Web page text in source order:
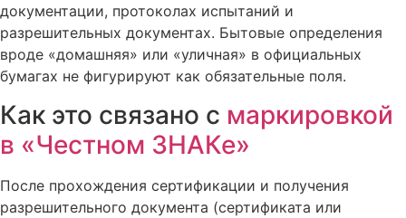
документации, протоколах испытаний и
разрешительных документах. Бытовые определения
вроде «домашняя» или «уличная» в официальных
бумагах не фигурируют как обязательные поля.
Как это связано с маркировкой
в «Честном ЗНАКе»
После прохождения сертификации и получения
разрешительного документа (сертификата или